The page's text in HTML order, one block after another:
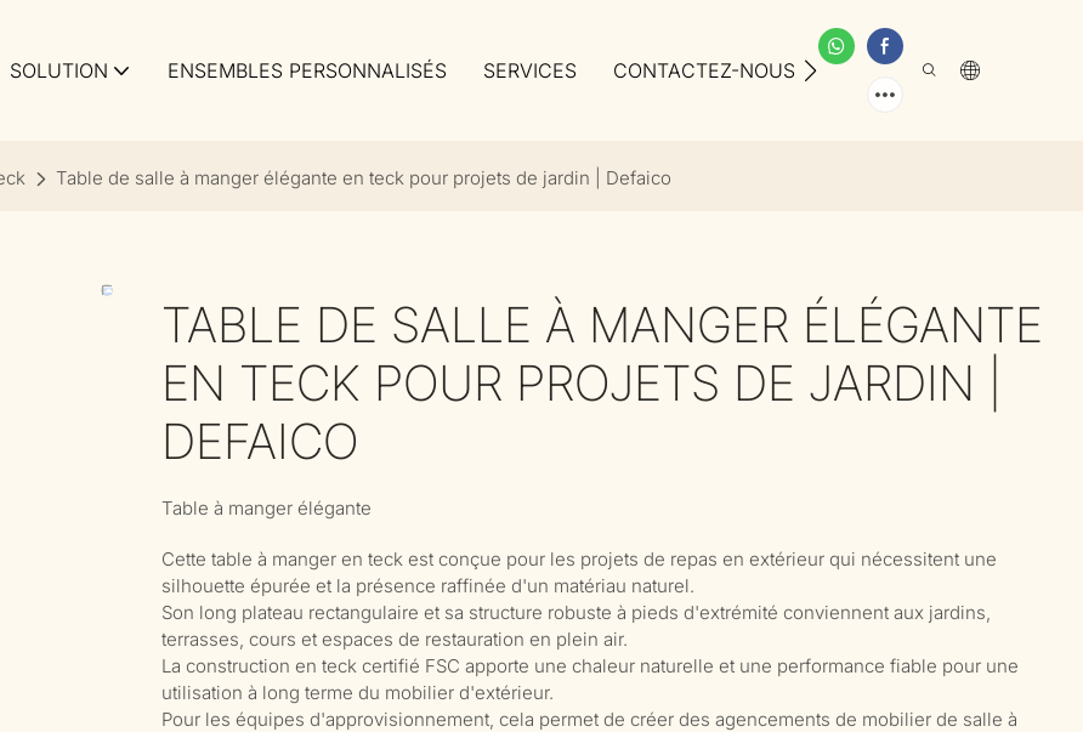
SOLUTION ENSEMBLES PERSONNALISÉS SERVICES CONTACTEZ-NOUS À PROPOS DE NOUS
Table de salle à manger élégante en teck pour projets de jardin | Defaico
TABLE DE SALLE À MANGER ÉLÉGANTE
EN TECK POUR PROJETS DE JARDIN |
DEFAICO
Table à manger élégante
Cette table à manger en teck est conçue pour les projets de repas en extérieur qui nécessitent une
silhouette épurée et la présence raffinée d'un matériau naturel.
Son long plateau rectangulaire et sa structure robuste à pieds d'extrémité conviennent aux jardins,
terrasses, cours et espaces de restauration en plein air.
La construction en teck certifié FSC apporte une chaleur naturelle et une performance fiable pour une
utilisation à long terme du mobilier d'extérieur.
Pour les équipes d'approvisionnement, cela permet de créer des agencements de mobilier de salle à